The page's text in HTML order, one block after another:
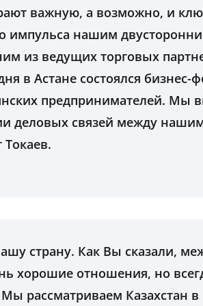
важную, а возможно, и
импульса нашим
из ведущих торговых
в Астане состоялся бизнес-
предпринимателей. Мы
деловых связей между
страну. Как Вы сказали,
хорошие отношения, но
рассматриваем Казахстан в